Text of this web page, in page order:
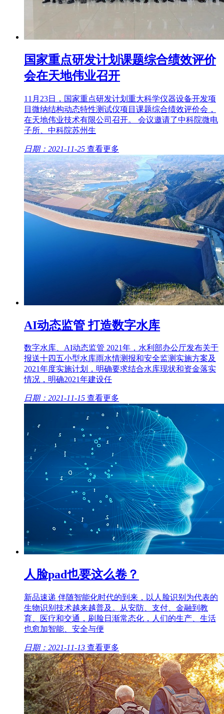
国家重点研发计划课题综合绩效评价
会在天地伟业召开
11月23日，国家重点研发计划重大科学仪器设备开发项
目微纳结构动态特性测试仪项目课题综合绩效评价会，
在天地伟业技术有限公司召开。 会议邀请了中科院微电
子所、中科院苏州生
日期：2021-11-25 查看更多
AI动态监管 打造数字水库
数字水库、AI动态监管 2021年，水利部办公厅发布关于
报送十四五小型水库雨水情测报和安全监测实施方案及
2021年度实施计划，明确要求结合水库现状和资金落实
情况，明确2021年建设任
日期：2021-11-15 查看更多
人脸pad也要这么卷？
新品速递 伴随智能化时代的到来，以人脸识别为代表的
生物识别技术越来越普及。从安防、支付、金融到教
育、医疗和交通，刷脸日渐常态化，人们的生产、生活
也愈加智能、安全与便
日期：2021-11-13 查看更多